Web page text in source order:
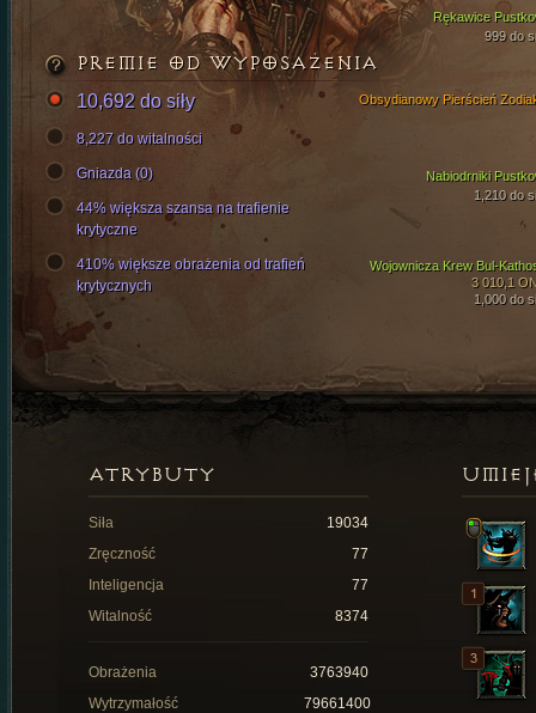
Rękawice
999 do
Nabiodrniki
1,210 do
Wojownicza Krew Bul-
3 010,1
1,000 do
Obsydianowy Pierścień
PREMIE OD WYPOSAŻENIA
10,692 do siły
8,227 do witalności
Gniazda (0)
44% większa szansa na trafienie
krytyczne
410% większe obrażenia od trafień
krytycznych
ATRYBUTY
Siła
19034
Zręczność
77
Inteligencja
77
Witalność
8374
Obrażenia
3763940
Wytrzymałość
79661400